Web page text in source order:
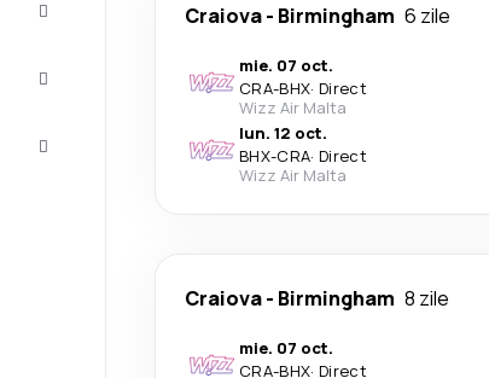
Craiova- Birmingham 6 zile
mie. 07 oct.
CRA-BHX· Direct
Wizz Air Malta
lun. 12 oct.
BHX-CRA· Direct
Wizz Air Malta
Craiova- Birmingham 8 zile
mie. 07 oct.
CRA-BHX· Direct